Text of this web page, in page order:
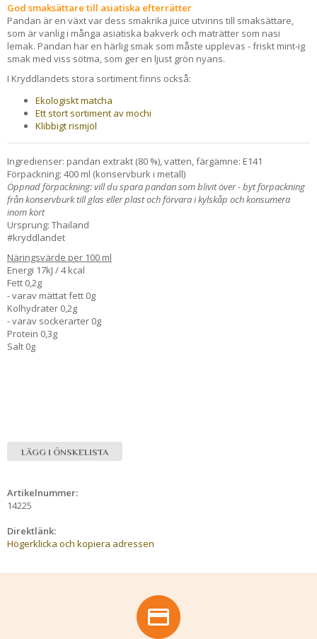
God smaksättare till asiatiska efterrätter
Pandan är en växt var dess smakrika juice utvinns till smaksättare,
som är vanlig i många asiatiska bakverk och maträtter som nasi
lemak. Pandan har en härlig smak som måste upplevas - friskt mint-ig
smak med viss sötma, som ger en ljust grön nyans.
I Kryddlandets stora sortiment finns också:
Ekologiskt matcha
Ett stort sortiment av mochi
Klibbigt rismjöl
Ingredienser: pandan extrakt (80 %), vatten, färgämne: E141
Förpackning: 400 ml (konservburk i metall)
Öppnad förpackning: vill du spara pandan som blivit över - byt förpackning
från konservburk till glas eller plast och förvara i kylskåp och konsumera
inom kort
Ursprung: Thailand
#kryddlandet
Näringsvärde per 100 ml
Energi 17kJ / 4 kcal
Fett 0,2g
- varav mättat fett 0g
Kolhydrater 0,2g
- varav sockerarter 0g
Protein 0,3g
Salt 0g
LÄGG I ÖNSKELISTA
Artikelnummer:
14225
Direktlänk:
Högerklicka och kopiera adressen